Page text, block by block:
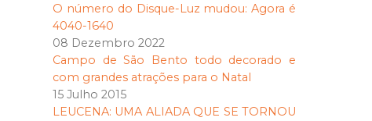
O número do Disque-Luz mudou: Agora é
4040-1640
08 Dezembro 2022
Campo de São Bento todo decorado e
com grandes atrações para o Natal
15 Julho 2015
LEUCENA: UMA ALIADA QUE SE TORNOU